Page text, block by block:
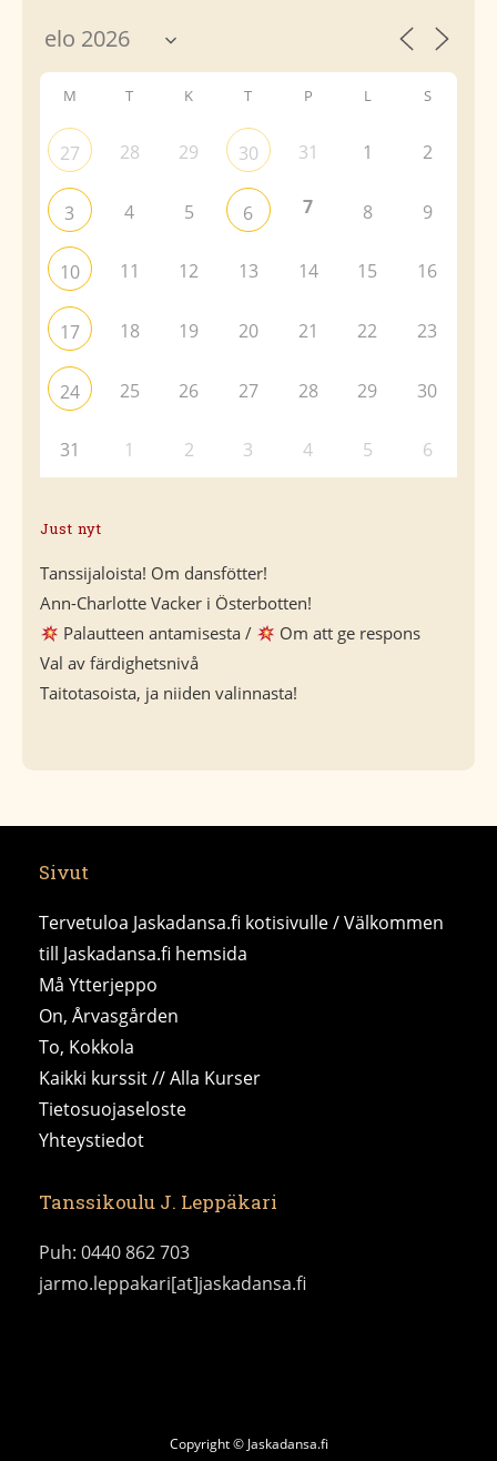
M T K T P L S
27 28 29 30 31 1 2
3 4 5 6 7 8 9
10 11 12 13 14 15 16
17 18 19 20 21 22 23
24 25 26 27 28 29 30
31 1 2 3 4 5 6
Just nyt
Tanssijaloista! Om dansfötter!
Ann-Charlotte Vacker i Österbotten!
Palautteen antamisesta /
Om att ge respons
Val av färdighetsnivå
Taitotasoista, ja niiden valinnasta!
Sivut
Tervetuloa Jaskadansa.fi kotisivulle / Välkommen
till Jaskadansa.fi hemsida
Må Ytterjeppo
On, Årvasgården
To, Kokkola
Kaikki kurssit // Alla Kurser
Tietosuojaseloste
Yhteystiedot
Tanssikoulu J. Leppäkari
Puh: 0440 862 703
jarmo.leppakari[at]jaskadansa.fi
Copyright © Jaskadansa.fi